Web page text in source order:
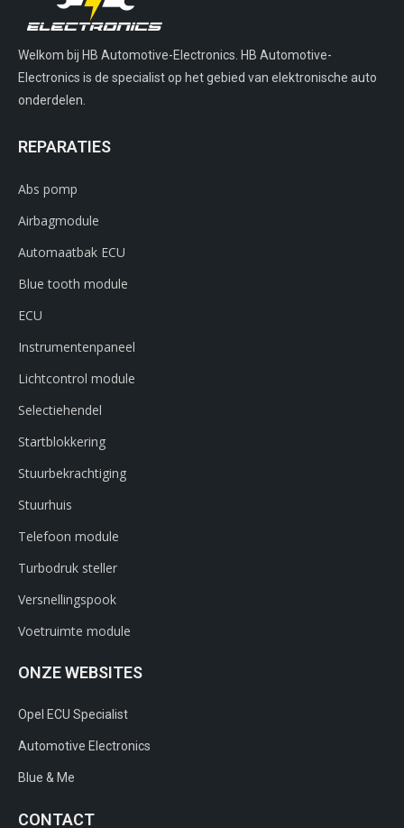
Welkom bij HB Automotive-Electronics. HB Automotive-
Electronics is de specialist op het gebied van elektronische auto
onderdelen.
REPARATIES
Abs pomp
Airbagmodule
Automaatbak ECU
Blue tooth module
ECU
Instrumentenpaneel
Lichtcontrol module
Selectiehendel
Startblokkering
Stuurbekrachtiging
Stuurhuis
Telefoon module
Turbodruk steller
Versnellingspook
Voetruimte module
ONZE WEBSITES
Opel ECU Specialist
Automotive Electronics
Blue & Me
CONTACT